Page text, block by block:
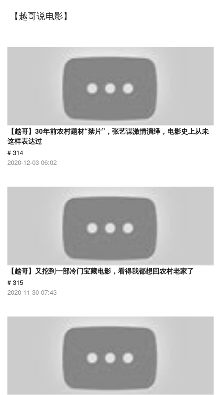
【越哥说电影】
【越哥】30年前农村题材“禁片”，张艺谋激情演绎，电影史上从未
这样表达过
# 314
2020-12-03 06:02
【越哥】又挖到一部冷门宝藏电影，看得我都想回农村老家了
# 315
2020-11-30 07:43